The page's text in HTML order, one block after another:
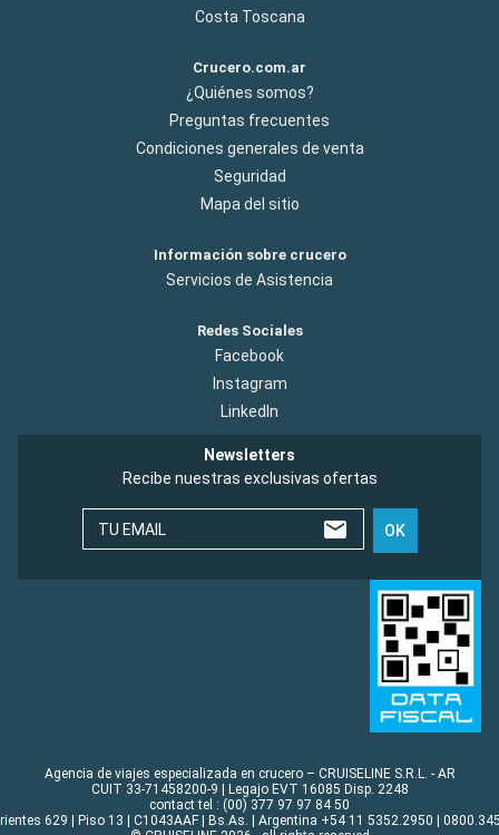
Costa Toscana
Crucero.com.ar
¿Quiénes somos?
Preguntas frecuentes
Condiciones generales de venta
Seguridad
Mapa del sitio
Información sobre crucero
Servicios de Asistencia
Redes Sociales
Facebook
Instagram
LinkedIn
Newsletters
Recibe nuestras exclusivas ofertas
TU EMAIL OK
Agencia de viajes especializada en crucero – CRUISELINE S.R.L. - AR
CUIT 33-71458200-9 | Legajo EVT 16085 Disp. 2248
contact tel : (00) 377 97 97 84 50
629 | Piso 13 | C1043AAF | Bs.As. | Argentina +54 11 5352.2950 |